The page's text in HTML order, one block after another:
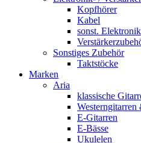
Kopfhörer
Kabel
sonst. Elektronik
Sonstiges Zubehör
Taktstöcke
Marken
Aria
klassische
Westerngitarren
E-Gitarren
E-Bässe
Ukulelen